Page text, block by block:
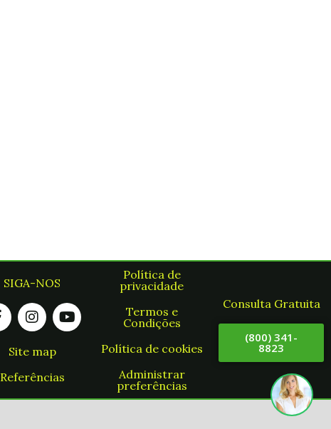
SIGA-NOS
Site map
Referências
Política de
privacidade
Termos e
Condições
Política de cookies
Administrar
preferências
Consulta Gratuita
(800) 341-
8823